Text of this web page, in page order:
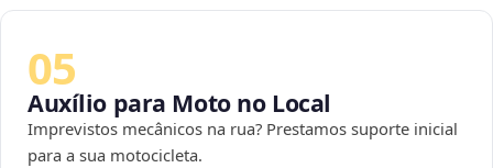
05
Auxílio para Moto no Local
Imprevistos mecânicos na rua? Prestamos suporte inicial
para a sua motocicleta.